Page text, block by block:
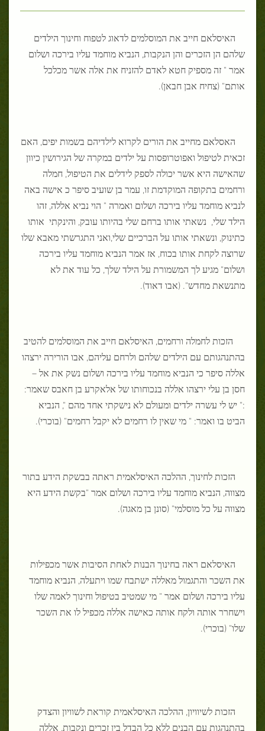
האיסלאם חייב את המוסלמים לדאוג לטפוח וחינוך הילדים
שלהם הן הזכרים והן הנקבות, הנביא מוחמד עליו בירכה ושלום
אמר " זה מספיק חטא לאדם להזניח את אלה אשר מכלכל
אותם" (צחיח אבן חבאן).
האסלאם מחייב את הורים לקרוא לילדיהם בשמות יפים, האם
זכאית לטיפול ואפוטרופסות על ילדים במקרה של הגירושין כיוון
שהאישה היא אשר יכולה לספק לידלים את הטיפול, חמלה
ורחמים בתקופה המוקדמת זו, עמר בן שועיב סיפר כ אישה באה
לנביא מוחמד עליו בירכה ושלום ואמרה " הוי נביא אללה, זהו
הילד שלי, נשאתי אותו ברחם שלי בהיותו עובק, והינקתי אותו
כתינוק, ונשאתי אותו על הברכיים שלי,ואני התגרשתי מאבא שלו
שרוצה לקחת אותו בכוח, אז אמר הנביא מוחמד עליו בירכה
ושלום" מגיע לך המשמורת על הילד שלך, כל עוד את לא
מתנשאת מחדש". (אבו דאוד).
הזכות לחמלה ורחמים, האיסלאם חייב את המוסלמים להטיב
בהתנהגותם עם הילדים שלהם ולרחם עליהם, אבו הורירה ירצהו
אללה סיפר כי הנביא מוחמד עליו בירכה ושלום נשק את אל –
חסן בן עלי ירצהו אללה בנכוחותו של אלאקרע בן חאבס שאמר:
:" יש לי עשרה ילדים ומעולם לא נישקתי אחד מהם ", הנביא
הביט בו ואמר: " מי שאין לו רחמים לא יקבל רחמים" (בוכרי).
הזכות לחינוך, ההלכה האיסלאמית ראתה בבשקת הידע בתור
מצווה, הנביא מוחמד עליו בירכה ושלום אמר "בקשת הידע היא
מצווה על כל מוסלמי" (סונן בן מאגה).
האיסלאם ראה בחינוך הבנות לאחת הסיבות אשר מכפילות
את השכר והתגמול מאללה ישתבח שמו ויתעלה, הנביא מוחמד
עליו בירכה ושלום אמר " מי שמטיב בטיפול וחינוך לאמה שלו
וישחרר אותה ולקח אותה כאישה אללה מכפיל לו את השכר
שלו" (בוכרי).
הזכות לשיוויון, ההלכה האיסלאמית קוראת לשוויון והצדק
בהתנהגות עם הבנים ללא כל הבדל בין זכרים ונקבות, אללה